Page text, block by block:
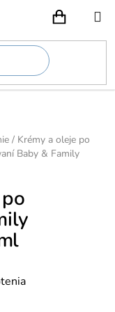
/ Krémy a oleje po
Baby & Family